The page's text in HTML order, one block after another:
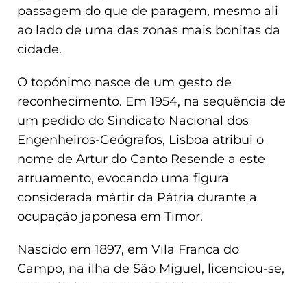
passagem do que de paragem, mesmo ali
ao lado de uma das zonas mais bonitas da
cidade.
O topónimo nasce de um gesto de
reconhecimento. Em 1954, na sequência de
um pedido do Sindicato Nacional dos
Engenheiros-Geógrafos, Lisboa atribui o
nome de Artur do Canto Resende a este
arruamento, evocando uma figura
considerada mártir da Pátria durante a
ocupação japonesa em Timor.
Nascido em 1897, em Vila Franca do
Campo, na ilha de São Miguel, licenciou-se,